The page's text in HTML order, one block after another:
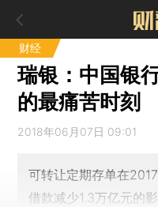
财经
瑞银：中国银
的最痛苦时刻
2018年06月07日 09:01
可转让定期存单在
借款减少1.3万亿元的